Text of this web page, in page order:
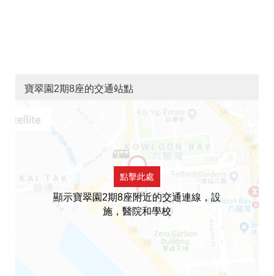
寶翠園2期8座的交通站點
點擊此處
顯示寶翠園2期8座附近的交通連線，設
施，醫院和學校